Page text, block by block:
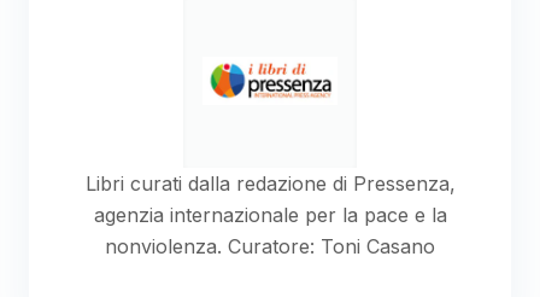
Libri curati dalla redazione di Pressenza,
agenzia internazionale per la pace e la
nonviolenza. Curatore: Toni Casano